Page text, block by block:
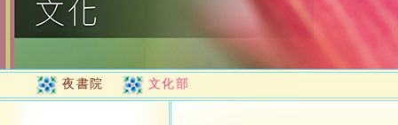
夜書院 文化部